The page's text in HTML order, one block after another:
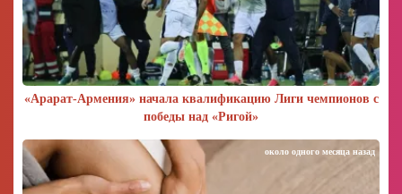
«Арарат‑Армения» начала квалификацию Лиги чемпионов с
победы над «Ригой»
около одного месяца назад